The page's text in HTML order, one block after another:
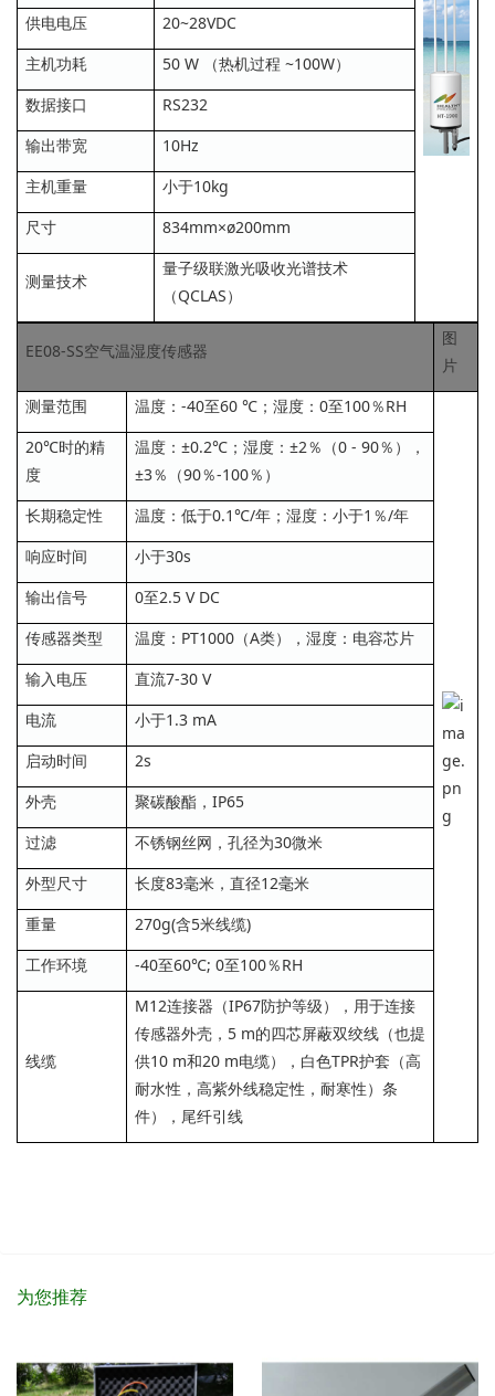
供电电压
20~28VDC
主机功耗
50 W （热机过程 ~100W）
数据接口
RS232
输出带宽
10Hz
主机重量
小于10kg
尺寸
834mm×ø200mm
测量技术
量子级联激光吸收光谱技术
（QCLAS）
EE08-SS空气温湿度传感器
图
片
测量范围
温度：-40至60 ℃；湿度：0至100％RH
20℃时的精
度
温度：±0.2℃；湿度：±2％（0 - 90％），
±3％（90％-100％）
长期稳定性
温度：低于0.1℃/年；湿度：小于1％/年
响应时间
小于30s
输出信号
0至2.5 V DC
传感器类型
温度：PT1000（A类），湿度：电容芯片
输入电压
直流7-30 V
电流
小于1.3 mA
启动时间
2s
外壳
聚碳酸酯，IP65
过滤
不锈钢丝网，孔径为30微米
外型尺寸
长度83毫米，直径12毫米
重量
270g(含5米线缆)
工作环境
-40至60℃; 0至100％RH
线缆
M12连接器（IP67防护等级），用于连接
传感器外壳，5 m的四芯屏蔽双绞线（也提
供10 m和20 m电缆），白色TPR护套（高
耐水性，高紫外线稳定性，耐寒性）条
件），尾纤引线
为您推荐